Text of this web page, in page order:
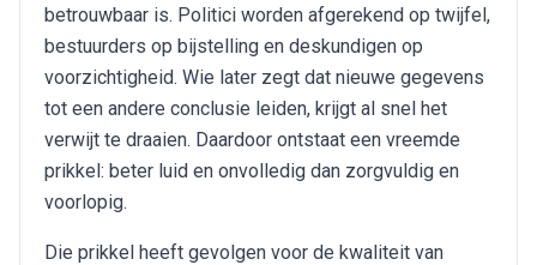
betrouwbaar is. Politici worden afgerekend op twijfel,
bestuurders op bijstelling en deskundigen op
voorzichtigheid. Wie later zegt dat nieuwe gegevens
tot een andere conclusie leiden, krijgt al snel het
verwijt te draaien. Daardoor ontstaat een vreemde
prikkel: beter luid en onvolledig dan zorgvuldig en
voorlopig.
Die prikkel heeft gevolgen voor de kwaliteit van